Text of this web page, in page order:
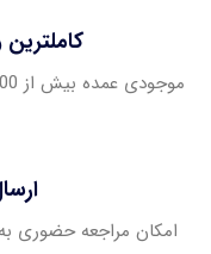
موجودی عمده بیش از 400 محصول مرتبط با سیستم های حفاظتی
امکان مراجعه حضوری